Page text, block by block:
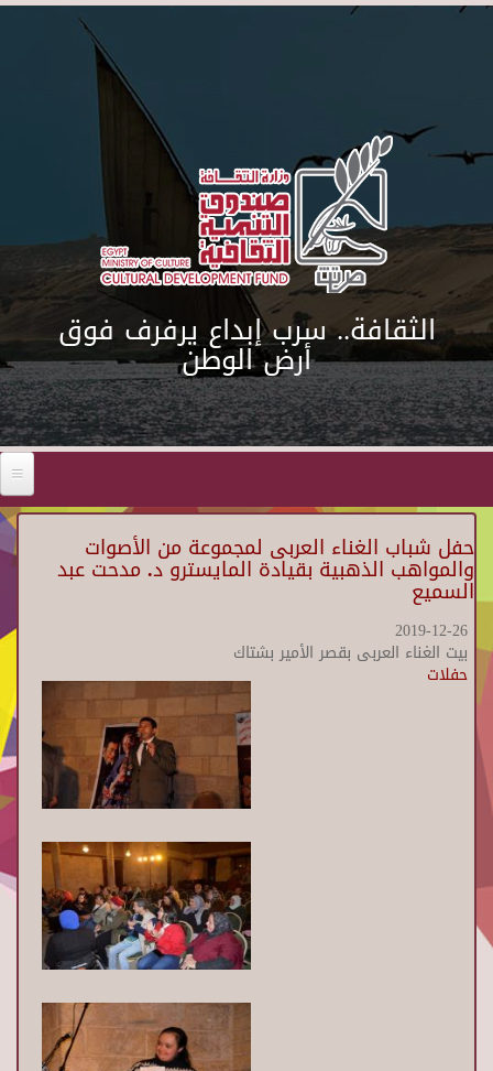
Skip to main content
الثقافة.. سرب إبداع يرفرف فوق
أرض الوطن
حفل شباب الغناء العربى لمجموعة من الأصوات
والمواهب الذهبية بقيادة المايسترو د. مدحت عبد
السميع
2019-12-26
بيت الغناء العربى بقصر الأمير بشتاك
حفلات